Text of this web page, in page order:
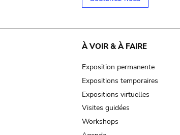
À VOIR & À FAIRE
Exposition permanente
Expositions temporaires
Expositions virtuelles
Visites guidées
Workshops